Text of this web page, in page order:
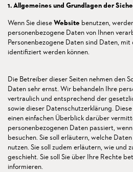
1. Allgemeines und Grundlagen der
Wenn Sie dieseWebsite benutzen,
personenbezogene Daten von Ihnen
Personenbezogene Daten sind Daten, mit
identifiziert werden können.
Die Betreiber dieser Seiten nehmen den
Daten sehr ernst. Wir behandeln Ihre
vertraulich und entsprechend der
sowie dieser Datenschutzerklärung.
einen einfachen Überblick darüber
personenbezogenen Daten passiert,
besuchen. Sie soll erläutern, welche
nutzen. Sie soll zudem erläutern, wie und
geschieht. Sie soll Sie über Ihre Rechte
informieren.